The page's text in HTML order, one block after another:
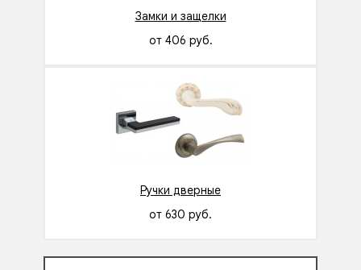
Замки и защелки
от 406 руб.
Ручки дверные
от 630 руб.